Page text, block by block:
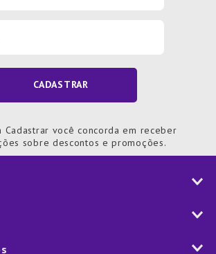
CADASTRAR
Cadastrar você concorda em receber
sobre descontos e promoções.